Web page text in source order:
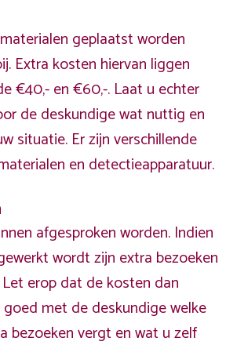
geplaatst worden
Extra kosten hiervan liggen
€40,- en €60,-. Laat u echter
de deskundige wat nuttig en
situatie. Er zijn verschillende
en detectieapparatuur.
afgesproken worden. Indien
wordt zijn extra bezoeken
erop dat de kosten dan
met de deskundige welke
bezoeken vergt en wat u zelf